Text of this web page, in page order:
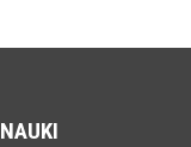
NAUKI